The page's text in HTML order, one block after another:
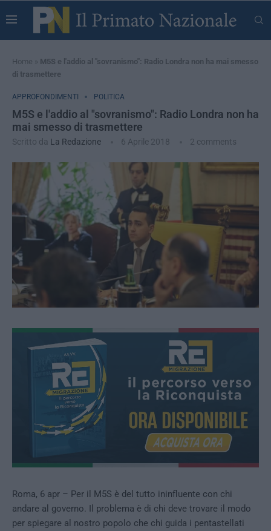
Home » M5S e l'addio al "sovranismo": Radio Londra non ha mai smesso
di trasmettere
APPROFONDIMENTI POLITICA
M5S e l'addio al "sovranismo": Radio Londra non ha
mai smesso di trasmettere
Scritto da La Redazione 6 Aprile 2018 2 comments
Roma, 6 apr – Per il M5S è del tutto ininfluente con chi
andare al governo. Il problema è di chi deve trovare il modo
per spiegare al nostro popolo che chi guida i pentastellati